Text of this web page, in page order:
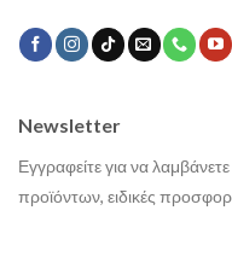
Newsletter
Εγγραφείτε για να
προϊόντων, ειδικές